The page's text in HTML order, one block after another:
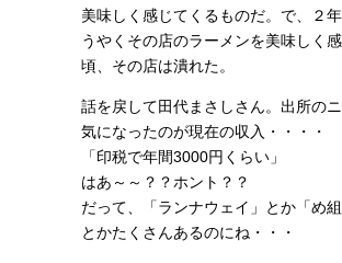
美味しく感じてくるものだ。で、２
うやくその店のラーメンを美味しく
頃、その店は潰れた。
話を戻して田代まさしさん。出所の
気になったのが現在の収入・・・・
「印税で年間3000円くらい」
はあ～～？？ホント？？
だって、「ランナウェイ」とか「め組
とかたくさんあるのにね・・・